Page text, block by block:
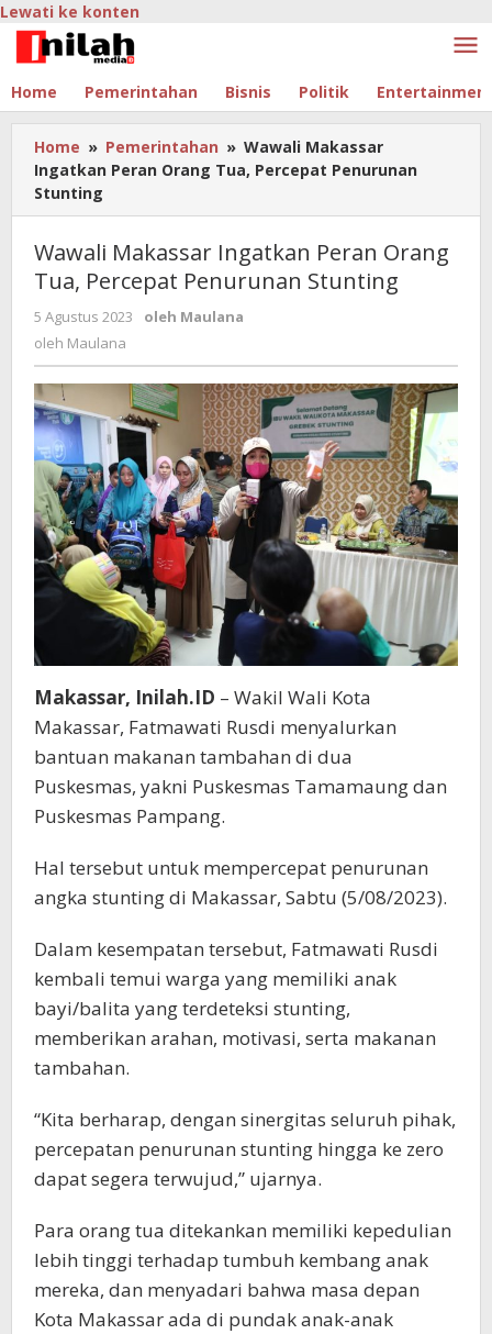
Lewati ke konten
Home Pemerintahan Bisnis Politik
Home » Pemerintahan » Wawali Makassar
Ingatkan Peran Orang Tua, Percepat Penurunan
Stunting
Wawali Makassar Ingatkan Peran Orang
Tua, Percepat Penurunan Stunting
5 Agustus 2023 oleh Maulana
oleh Maulana
Makassar, Inilah.ID – Wakil Wali Kota
Makassar, Fatmawati Rusdi menyalurkan
bantuan makanan tambahan di dua
Puskesmas, yakni Puskesmas Tamamaung dan
Puskesmas Pampang.
Hal tersebut untuk mempercepat penurunan
angka stunting di Makassar, Sabtu (5/08/2023).
Dalam kesempatan tersebut, Fatmawati Rusdi
kembali temui warga yang memiliki anak
bayi/balita yang terdeteksi stunting,
memberikan arahan, motivasi, serta makanan
tambahan.
“Kita berharap, dengan sinergitas seluruh pihak,
percepatan penurunan stunting hingga ke zero
dapat segera terwujud,” ujarnya.
Para orang tua ditekankan memiliki kepedulian
lebih tinggi terhadap tumbuh kembang anak
mereka, dan menyadari bahwa masa depan
Kota Makassar ada di pundak anak-anak